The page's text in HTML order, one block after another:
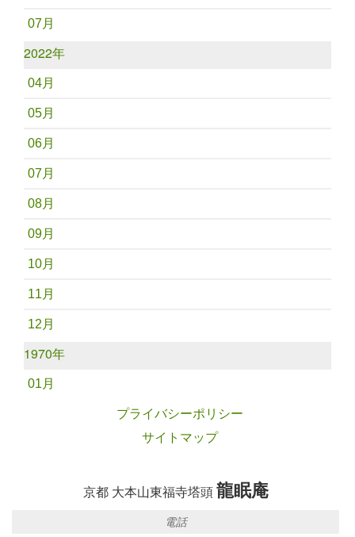
07月
2022年
04月
05月
06月
07月
08月
09月
10月
11月
12月
1970年
01月
プライバシーポリシー
サイトマップ
京都 大本山東福寺塔頭龍眠庵
電話